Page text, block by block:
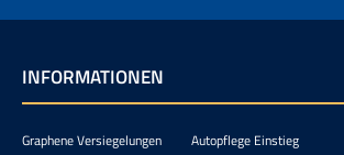
Qualitätsfärbung bleibt auch nach
farbecht. Das Mikrofasertuch ist
maschinenwaschbar und entwickelt
auch nach häufigem Gebrauch keine
Damit ist es nicht nur ein praktischer,
INFORMATIONEN
Graphene Versiegelungen
Autopflege Einstieg